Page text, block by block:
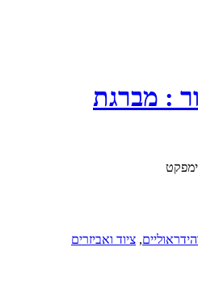
: מברגת
, ציוד ואביזרים